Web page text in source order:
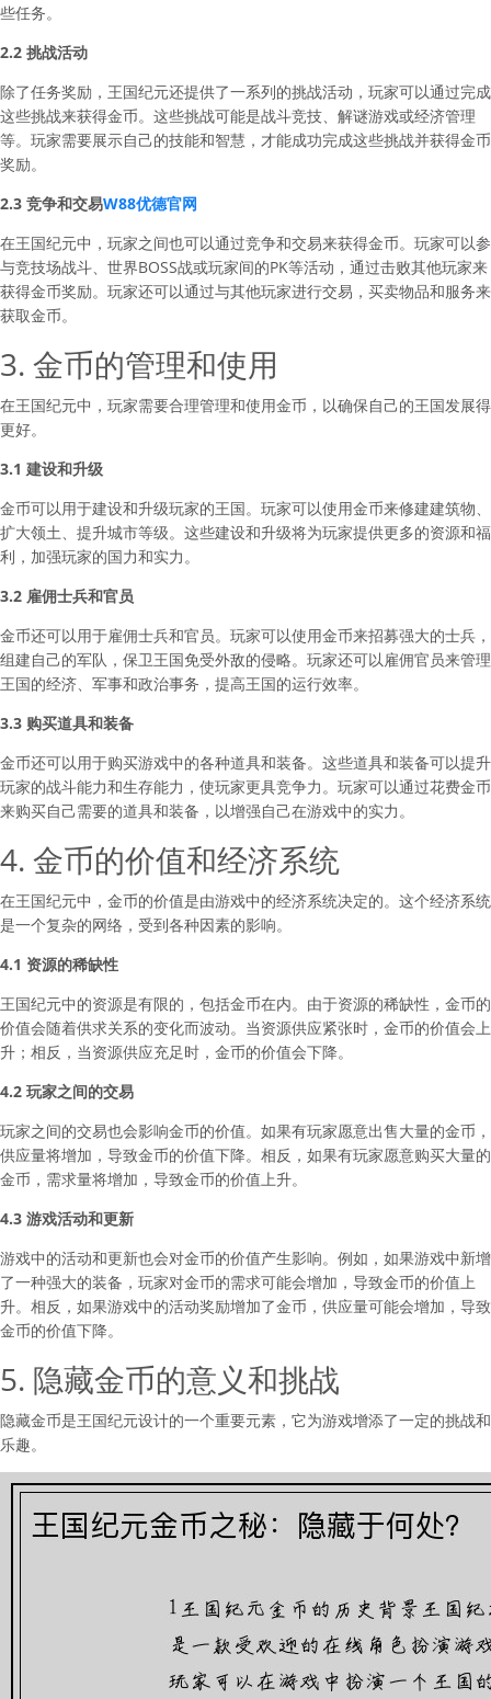
些任务。
2.2 挑战活动
除了任务奖励，王国纪元还提供了一系列的挑战活动，玩家可以通过完成
这些挑战来获得金币。这些挑战可能是战斗竞技、解谜游戏或经济管理
等。玩家需要展示自己的技能和智慧，才能成功完成这些挑战并获得金币
奖励。
2.3 竞争和交易W88优德官网
在王国纪元中，玩家之间也可以通过竞争和交易来获得金币。玩家可以参
与竞技场战斗、世界BOSS战或玩家间的PK等活动，通过击败其他玩家来
获得金币奖励。玩家还可以通过与其他玩家进行交易，买卖物品和服务来
获取金币。
3. 金币的管理和使用
在王国纪元中，玩家需要合理管理和使用金币，以确保自己的王国发展得
更好。
3.1 建设和升级
金币可以用于建设和升级玩家的王国。玩家可以使用金币来修建建筑物、
扩大领土、提升城市等级。这些建设和升级将为玩家提供更多的资源和福
利，加强玩家的国力和实力。
3.2 雇佣士兵和官员
金币还可以用于雇佣士兵和官员。玩家可以使用金币来招募强大的士兵，
组建自己的军队，保卫王国免受外敌的侵略。玩家还可以雇佣官员来管理
王国的经济、军事和政治事务，提高王国的运行效率。
3.3 购买道具和装备
金币还可以用于购买游戏中的各种道具和装备。这些道具和装备可以提升
玩家的战斗能力和生存能力，使玩家更具竞争力。玩家可以通过花费金币
来购买自己需要的道具和装备，以增强自己在游戏中的实力。
4. 金币的价值和经济系统
在王国纪元中，金币的价值是由游戏中的经济系统决定的。这个经济系统
是一个复杂的网络，受到各种因素的影响。
4.1 资源的稀缺性
王国纪元中的资源是有限的，包括金币在内。由于资源的稀缺性，金币的
价值会随着供求关系的变化而波动。当资源供应紧张时，金币的价值会上
升；相反，当资源供应充足时，金币的价值会下降。
4.2 玩家之间的交易
玩家之间的交易也会影响金币的价值。如果有玩家愿意出售大量的金币，
供应量将增加，导致金币的价值下降。相反，如果有玩家愿意购买大量的
金币，需求量将增加，导致金币的价值上升。
4.3 游戏活动和更新
游戏中的活动和更新也会对金币的价值产生影响。例如，如果游戏中新增
了一种强大的装备，玩家对金币的需求可能会增加，导致金币的价值上
升。相反，如果游戏中的活动奖励增加了金币，供应量可能会增加，导致
金币的价值下降。
5. 隐藏金币的意义和挑战
隐藏金币是王国纪元设计的一个重要元素，它为游戏增添了一定的挑战和
乐趣。